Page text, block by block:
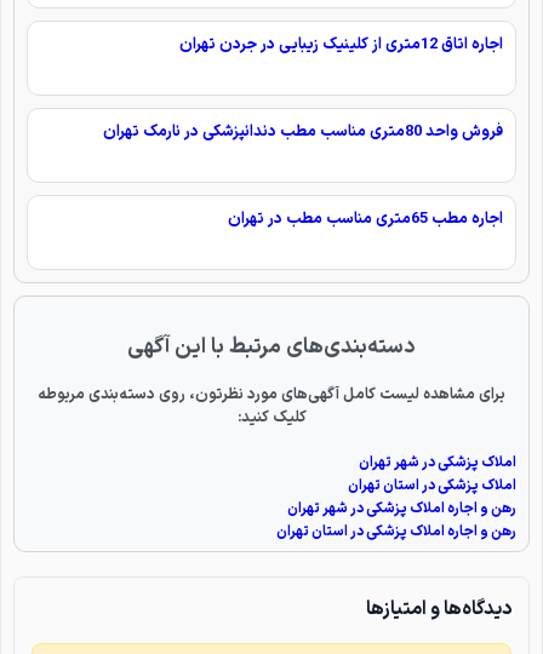
اجاره اتاق 12متری از کلینیک زیبایی در جردن تهران
فروش واحد 80متری مناسب مطب دندانپزشکی در نارمک تهران
اجاره مطب 65متری مناسب مطب در تهران
دسته‌بندی‌های مرتبط با این آگهی
برای مشاهده لیست کامل آگهی‌های مورد نظرتون، روی دسته‌بندی مربوطه
کلیک کنید:
املاک پزشکی در شهر تهران
املاک پزشکی در استان تهران
رهن و اجاره املاک پزشکی در شهر تهران
رهن و اجاره املاک پزشکی در استان تهران
دیدگاه‌ها و امتیازها